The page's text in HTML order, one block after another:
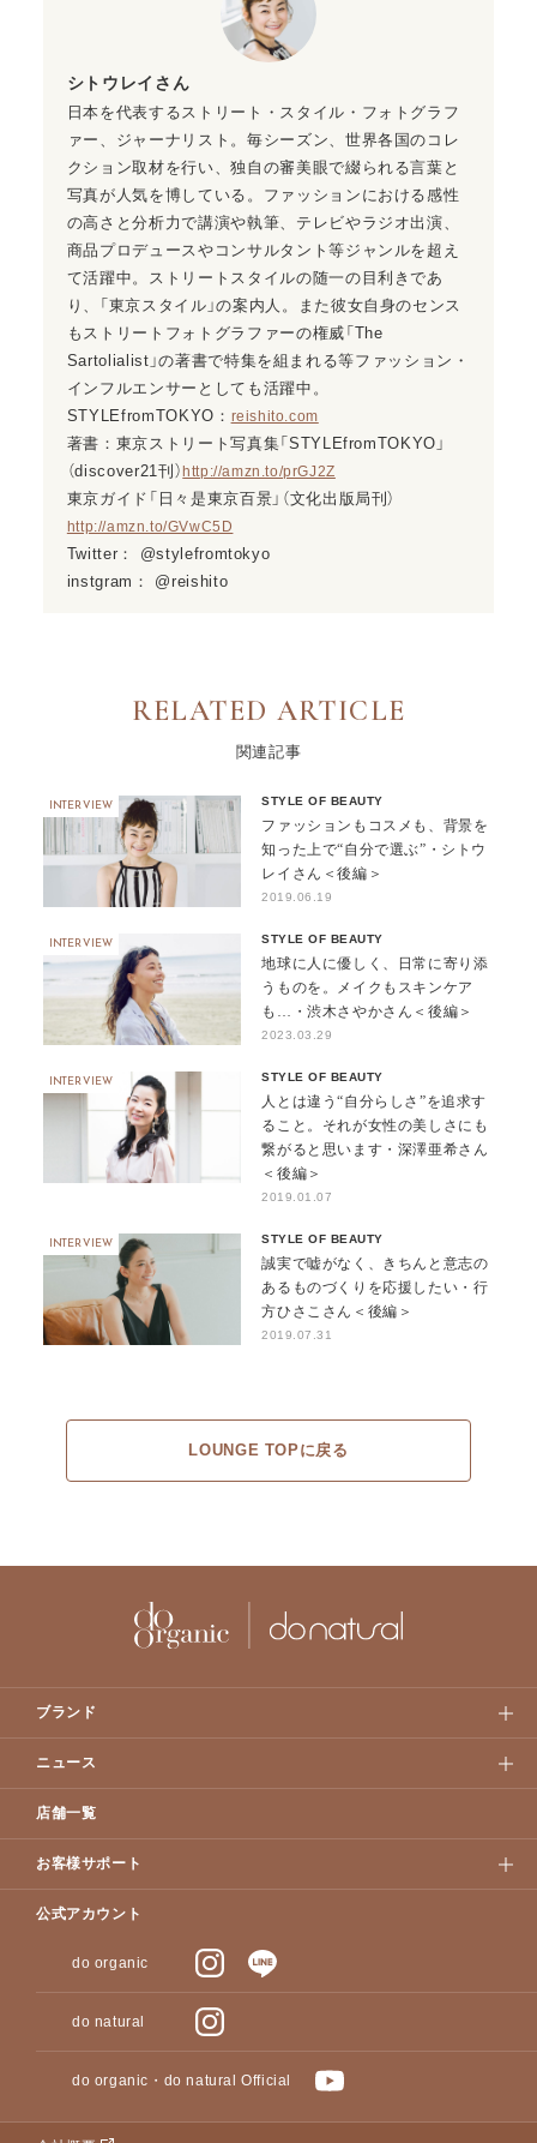
シトウレイさん
日本を代表するストリート・スタイル・フォトグラフ
ァー、ジャーナリスト。毎シーズン、世界各国のコレ
クション取材を行い、独自の審美眼で綴られる言葉と
写真が人気を博している。ファッションにおける感性
の高さと分析力で講演や執筆、テレビやラジオ出演、
商品プロデュースやコンサルタント等ジャンルを超え
て活躍中。ストリートスタイルの随一の目利きであ
り、「東京スタイル」の案内人。また彼女自身のセンス
もストリートフォトグラファーの権威「The
Sartolialist」の著書で特集を組まれる等ファッション・
インフルエンサーとしても活躍中。
STYLEfromTOKYO： reishito.com
著書：東京ストリート写真集「STYLEfromTOKYO」
（discover21刊）http://amzn.to/prGJ2Z
東京ガイド「日々是東京百景」（文化出版局刊）
http://amzn.to/GVwC5D
Twitter： @stylefromtokyo
instgram： @reishito
RELATED ARTICLE
関連記事
INTERVIEW STYLE OF BEAUTY
ファッションもコスメも、背景を
知った上で“自分で選ぶ”・シトウ
レイさん＜後編＞
2019.06.19
INTERVIEW STYLE OF BEAUTY
地球に人に優しく、日常に寄り添
うものを。メイクもスキンケア
も…・渋木さやかさん＜後編＞
2023.03.29
INTERVIEW STYLE OF BEAUTY
人とは違う“自分らしさ”を追求す
ること。それが女性の美しさにも
繋がると思います・深澤亜希さん
＜後編＞
2019.01.07
INTERVIEW STYLE OF BEAUTY
誠実で嘘がなく、きちんと意志の
あるものづくりを応援したい・行
方ひさこさん＜後編＞
2019.07.31
LOUNGE TOPに戻る
ブランド
ニュース
店舗一覧
お客様サポート
公式アカウント
do organic
do natural
do organic・do natural Official